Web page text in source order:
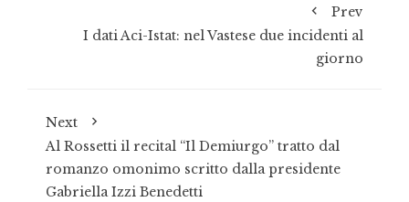
Prev
I dati Aci-Istat: nel Vastese due incidenti al
giorno
Next
Al Rossetti il recital “Il Demiurgo” tratto dal
romanzo omonimo scritto dalla presidente
Gabriella Izzi Benedetti